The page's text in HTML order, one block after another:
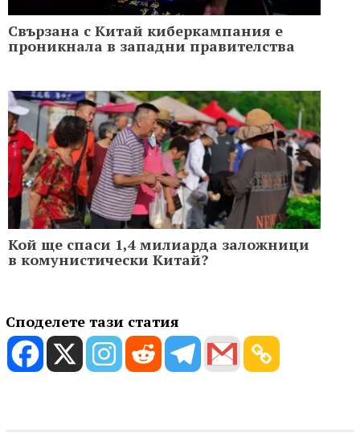
Свързана с Китай киберкампания е
проникнала в западни правителства
Кой ще спаси 1,4 милиарда заложници
в комунистически Китай?
Споделете тази статия